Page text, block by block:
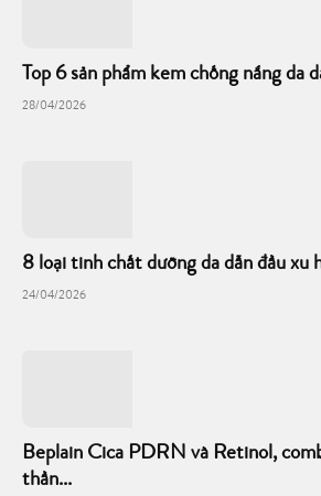
Top 6 sản phẩm kem chống nắng da
28/04/2026
8 loại tinh chất dưỡng da dẫn đầu xu
24/04/2026
Beplain Cica PDRN và Retinol,
thần...